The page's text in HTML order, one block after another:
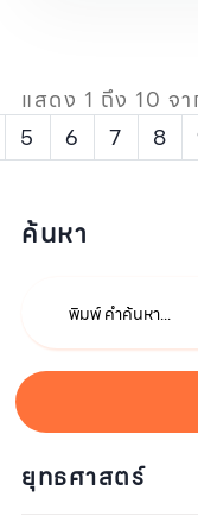
แสดง 1 ถึง 10 จ
5
6 7 8
ค้นหา
ยุทธศาสตร์